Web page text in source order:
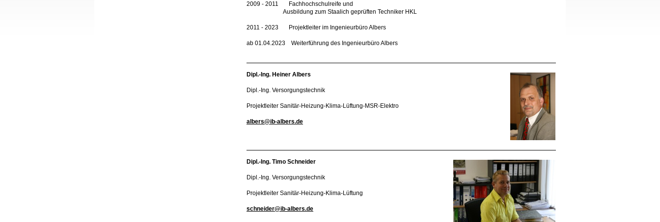
2009 - 2011 Fachhochschulreife und
Ausbildung zum Staalich geprüften Techniker HKL
2011 - 2023 Projektleiter im Ingenieurbüro Albers
ab 01.04.2023 Weiterführung des Ingenieurbüro Albers
Dipl.-Ing. Heiner Albers
Dipl.-Ing. Versorgungstechnik
Projektleiter Sanitär-Heizung-Klima-Lüftung-MSR-Elektro
albers@ib-albers.de
Dipl.-Ing. Timo Schneider
Dipl.-Ing. Versorgungstechnik
Projektleiter Sanitär-Heizung-Klima-Lüftung
schneider@ib-albers.de